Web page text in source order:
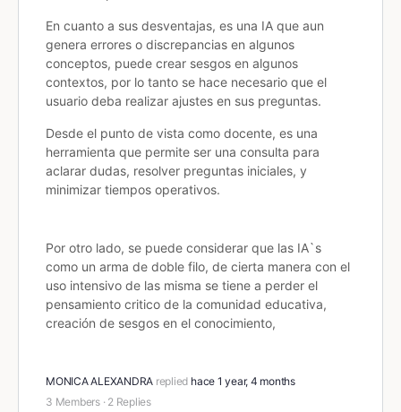
En cuanto a sus desventajas, es una IA que aun
genera errores o discrepancias en algunos
conceptos, puede crear sesgos en algunos
contextos, por lo tanto se hace necesario que el
usuario deba realizar ajustes en sus preguntas.
Desde el punto de vista como docente, es una
herramienta que permite ser una consulta para
aclarar dudas, resolver preguntas iniciales, y
minimizar tiempos operativos.
Por otro lado, se puede considerar que las IA`s
como un arma de doble filo, de cierta manera con el
uso intensivo de las misma se tiene a perder el
pensamiento critico de la comunidad educativa,
creación de sesgos en el conocimiento,
MONICA ALEXANDRA replied hace 1 year, 4 months
3 Members · 2 Replies